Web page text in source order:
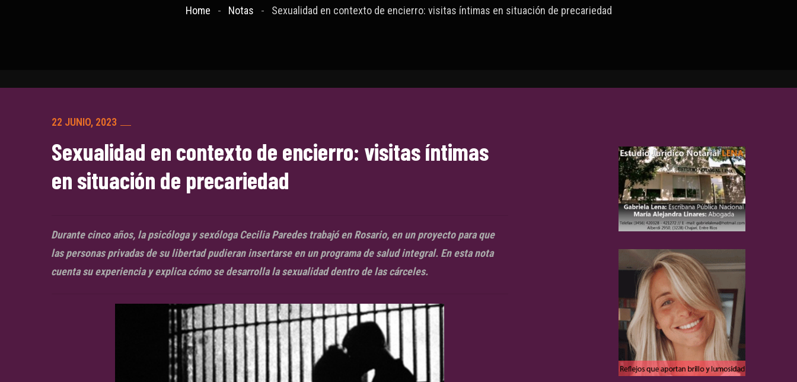
Home Notas Sexualidad en contexto de encierro: visitas íntimas en situación de precariedad
22 JUNIO, 2023
Sexualidad en contexto de encierro: visitas íntimas
en situación de precariedad
Durante cinco años, la psicóloga y sexóloga Cecilia Paredes trabajó en Rosario, en un proyecto para que
las personas privadas de su libertad pudieran insertarse en un programa de salud integral. En esta nota
cuenta su experiencia y explica cómo se desarrolla la sexualidad dentro de las cárceles.